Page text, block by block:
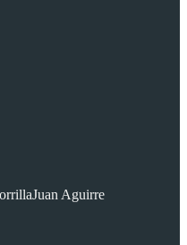
Juan Aguirre